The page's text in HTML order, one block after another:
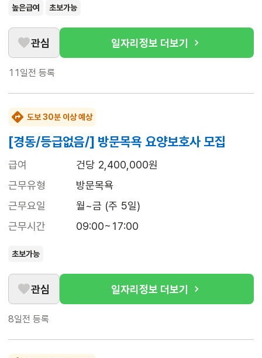
높은급여 초보가능
관심 일자리정보 더보기
11일전 등록
도보 30분 이상 예상
[경동/등급없음/] 방문목욕 요양보호사 모집
급여
건당 2,400,000원
근무유형
방문목욕
근무요일
월~금 (주 5일)
근무시간
09:00~17:00
초보가능
관심 일자리정보 더보기
8일전 등록